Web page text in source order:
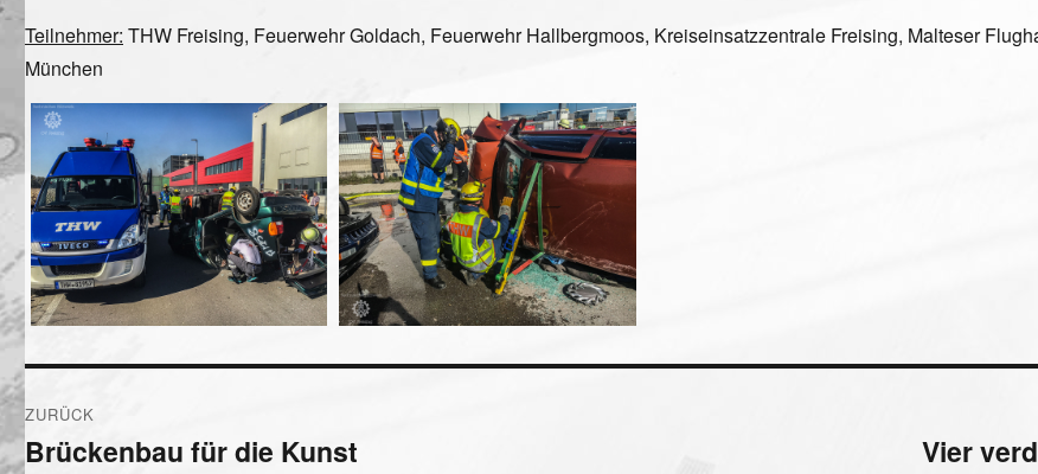
Teilnehmer: THW Freising, Feuerwehr Goldach, Feuerwehr Hallbergmoos, Kreiseinsatzzentrale Freising, Malteser
München
Beitragsnavigation
ZURÜCK
Vorheriger
Brückenbau für die Kunst
Vier